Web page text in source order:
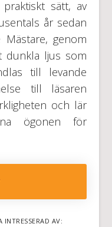
sätt, av
år sedan
genom
dunkla ljus som
till levande
till läsaren
och lär
ögonen för
AV: